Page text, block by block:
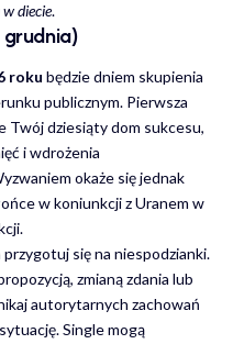
diecie.
roku będzie dniem skupienia
publicznym. Pierwsza
Twój dziesiąty dom sukcesu,
i wdrożenia
okaże się jednak
w koniunkcji z Uranem w
się na niespodzianki.
zmianą zdania lub
autorytarnych zachowań
Single mogą